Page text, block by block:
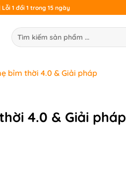
1 đổi 1 trong 15 ngày
bỉm thời 4.0 & Giải pháp
4.0 & Giải pháp